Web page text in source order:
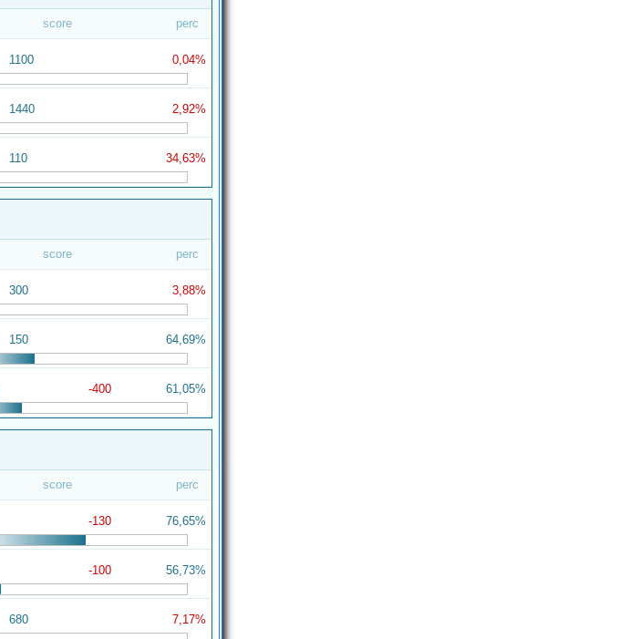
score perc
1100 0,04%
1440 2,92%
110 34,63%
score perc
300 3,88%
150 64,69%
-400 61,05%
score perc
-130 76,65%
-100 56,73%
680 7,17%